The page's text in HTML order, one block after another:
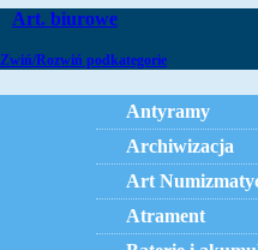
Art. biurowe
Zwiń/Rozwiń podkategorie
Antyramy
Archiwizacja
Art
Atrament